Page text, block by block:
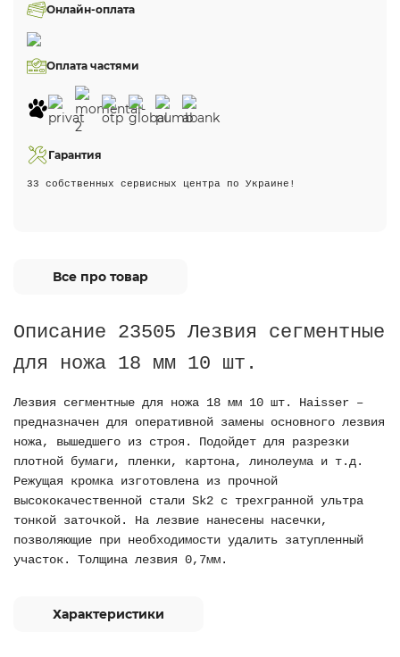
Онлайн-оплата
Оплата частями
Гарантия
33 собственных сервисных центра по Украине!
Все про товар
Описание 23505 Лезвия сегментные
для ножа 18 мм 10 шт.
Лезвия сегментные для ножа 18 мм 10 шт. Haisser –
предназначен для оперативной замены основного лезвия
ножа, вышедшего из строя. Подойдет для разрезки
плотной бумаги, пленки, картона, линолеума и т.д.
Режущая кромка изготовлена из прочной
высококачественной стали Sk2 с трехгранной ультра
тонкой заточкой. На лезвие нанесены насечки,
позволяющие при необходимости удалить затупленный
участок. Толщина лезвия 0,7мм.
Характеристики